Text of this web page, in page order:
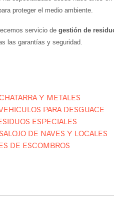
proteger el medio ambiente.
servicio de gestión de
las garantías y seguridad.
Y METALES
PARA DESGUACE
ESPECIALES
DE NAVES Y LOCALES
DE ESCOMBROS